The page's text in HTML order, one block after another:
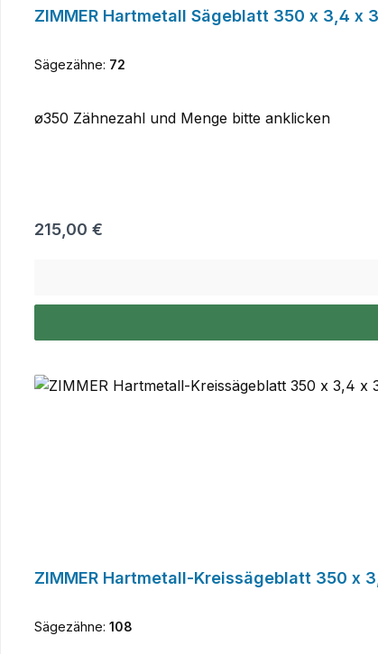
ZIMMER Hartmetall Sägeblatt 350 x 3,4 x
Sägezähne: 72
ø350 Zähnezahl und Menge bitte anklicken
Regulärer Preis:
215,00 €
ZIMMER Hartmetall-Kreissägeblatt 350 x
Sägezähne: 108